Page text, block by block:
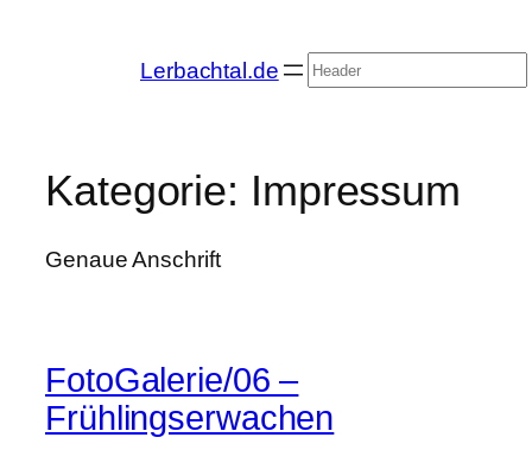
Lerbachtal.de Suchen
Kategorie: Impressum
Genaue Anschrift
FotoGalerie/06 –
Frühlingserwachen